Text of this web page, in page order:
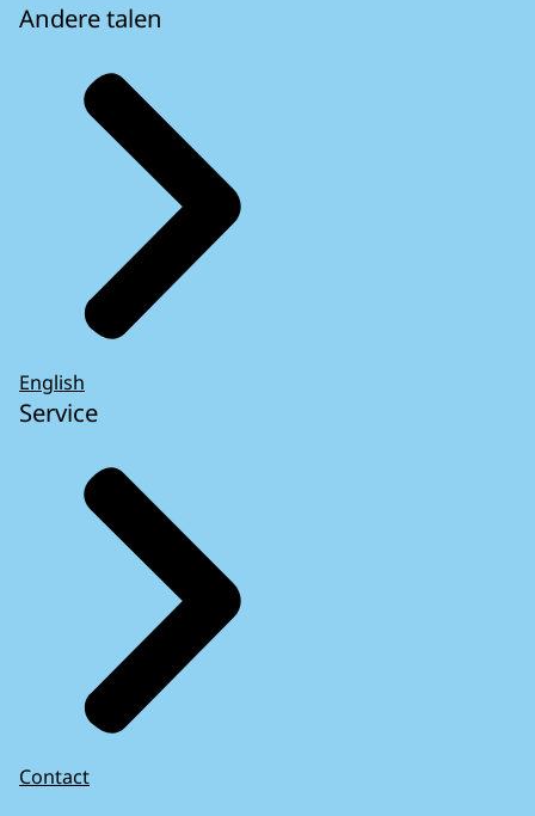
Andere talen
English
Service
Contact